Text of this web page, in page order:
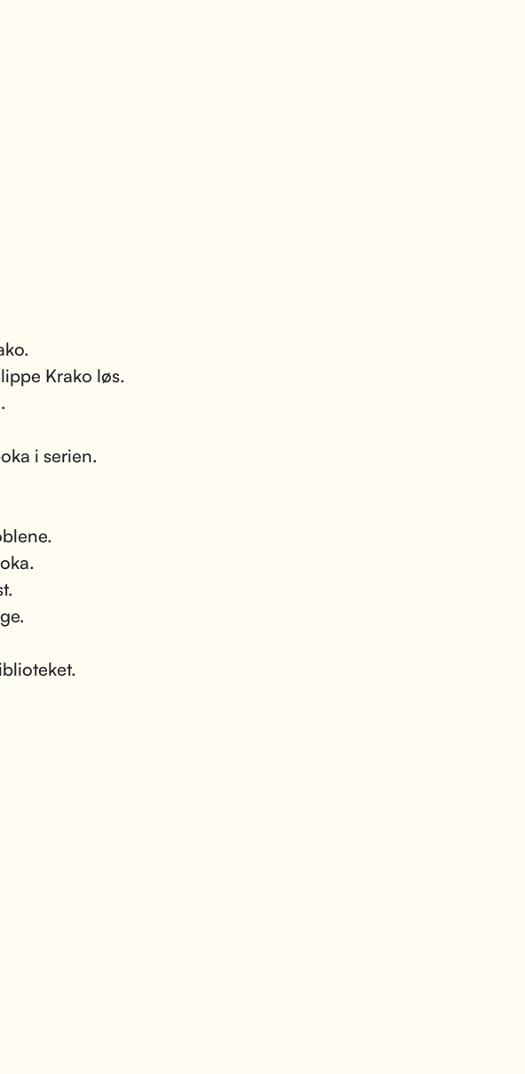
Krako løs.
i serien.